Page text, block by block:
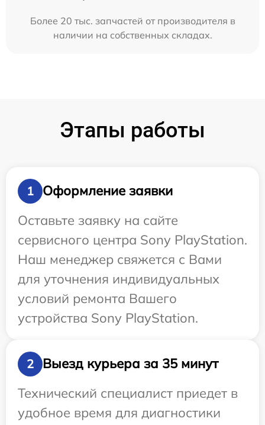
Более 20 тыс. запчастей от производителя в
наличии на собственных складах.
Этапы работы
1
Оформление заявки
Оставьте заявку на сайте
сервисного центра Sony PlayStation.
Наш менеджер свяжется с Вами
для уточнения индивидуальных
условий ремонта Вашего
устройства Sony PlayStation.
2
Выезд курьера за 35 минут
Технический специалист приедет в
удобное время для диагностики